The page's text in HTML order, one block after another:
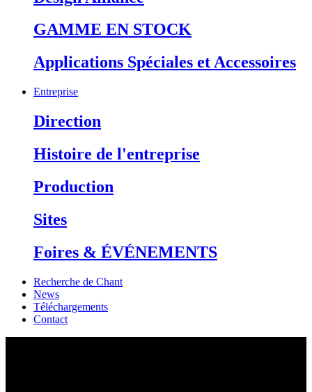
GAMME EN STOCK
Applications Spéciales et Accessoires
Entreprise
Direction
Histoire de l'entreprise
Production
Sites
Foires & ÉVÉNEMENTS
Recherche de Chant
News
Téléchargements
Contact